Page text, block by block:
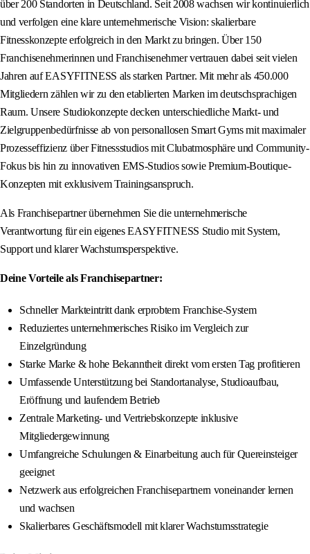
über 200 Standorten in Deutschland. Seit 2008 wachsen wir kontinuierlich
und verfolgen eine klare unternehmerische Vision: skalierbare
Fitnesskonzepte erfolgreich in den Markt zu bringen. Über 150
Franchisenehmerinnen und Franchisenehmer vertrauen dabei seit vielen
Jahren auf EASYFITNESS als starken Partner. Mit mehr als 450.000
Mitgliedern zählen wir zu den etablierten Marken im deutschsprachigen
Raum. Unsere Studiokonzepte decken unterschiedliche Markt- und
Zielgruppenbedürfnisse ab von personallosen Smart Gyms mit maximaler
Prozesseffizienz über Fitnessstudios mit Clubatmosphäre und Community-
Fokus bis hin zu innovativen EMS-Studios sowie Premium-Boutique-
Konzepten mit exklusivem Trainingsanspruch.
Als Franchisepartner übernehmen Sie die unternehmerische
Verantwortung für ein eigenes EASYFITNESS Studio mit System,
Support und klarer Wachstumsperspektive.
Deine Vorteile als Franchisepartner:
Schneller Markteintritt dank erprobtem Franchise-System
Reduziertes unternehmerisches Risiko im Vergleich zur
Einzelgründung
Starke Marke & hohe Bekanntheit direkt vom ersten Tag profitieren
Umfassende Unterstützung bei Standortanalyse, Studioaufbau,
Eröffnung und laufendem Betrieb
Zentrale Marketing- und Vertriebskonzepte inklusive
Mitgliedergewinnung
Umfangreiche Schulungen & Einarbeitung auch für Quereinsteiger
geeignet
Netzwerk aus erfolgreichen Franchisepartnern voneinander lernen
und wachsen
Skalierbares Geschäftsmodell mit klarer Wachstumsstrategie